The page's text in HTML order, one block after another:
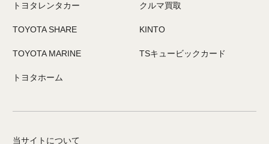
トヨタレンタカー クルマ買取
TOYOTA SHARE KINTO
TOYOTA MARINE TSキュービックカード
トヨタホーム
当サイトについて